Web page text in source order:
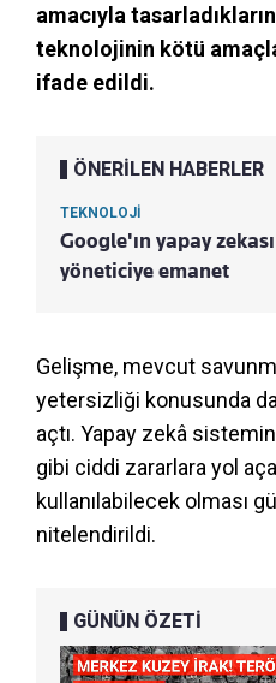
amacıyla
teknolojinin kötü
ifade edildi.
ÖNERİLEN HABERLER
TEKNOLOJİ
Google'ın yapay
yöneticiye emanet
Gelişme, mevcut
yetersizliği konusunda
açtı. Yapay zekâ
gibi ciddi zararlara yol
kullanılabilecek olması
nitelendirildi.
GÜNÜN ÖZETİ